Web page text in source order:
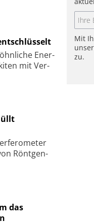
Ener­
mit Ver­
Rönt­gen­
das
Mit
zu.